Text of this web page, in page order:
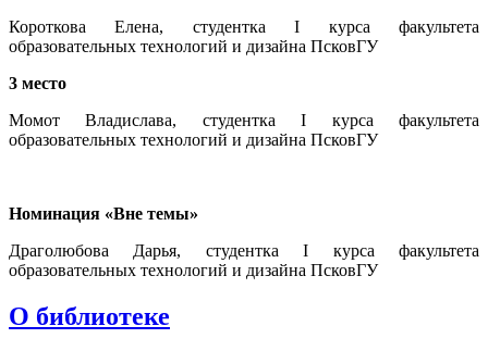
Короткова Елена, студентка I курса факультета
образовательных технологий и дизайна ПсковГУ
3 место
Момот Владислава, студентка I курса факультета
образовательных технологий и дизайна ПсковГУ
Номинация «Вне темы»
Драголюбова Дарья, студентка I курса факультета
образовательных технологий и дизайна ПсковГУ
О библиотеке